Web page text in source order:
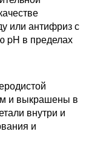
или антифриз с
pH в пределах
и выкрашены в
внутри и
и